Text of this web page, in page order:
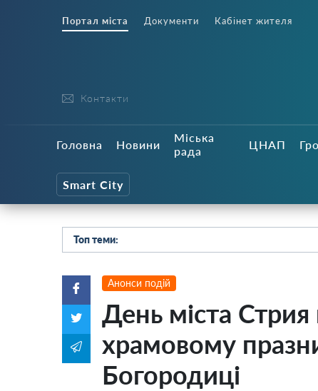
Портал міста Документи Кабінет жителя
Контакти
Головна Новини
Міська
рада
ЦНАП
Smart City
Топ теми:
Анонси подій
День міста
храмовому
Богородиці